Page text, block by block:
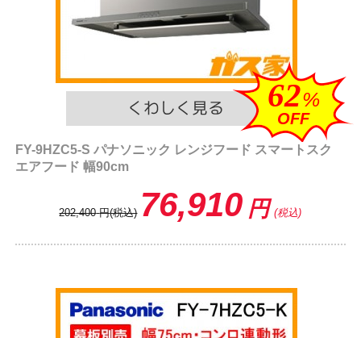
62%
OFF
FY-9HZC5-S パナソニック レンジフード スマートスク
エアフード 幅90cm
202,400 円(税込) 76,910 円 (税込)